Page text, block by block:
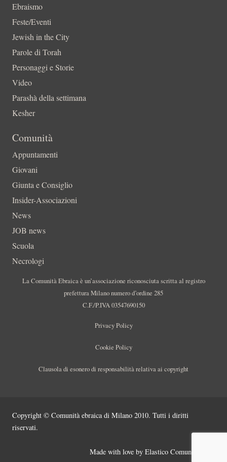
Ebraismo
Feste/Eventi
Jewish in the City
Parole di Torah
Personaggi e Storie
Video
Parashà della settimana
Kesher
Comunità
Appuntamenti
Giovani
Giunta e Consiglio
Insider-Associazioni
News
JOB news
Scuola
Necrologi
La Comunità Ebraica è un’associazione riconosciuta scritta al registro
prefettura Milano numero d’ordine 285
C.F./P.IVA 03547690150
Privacy Policy
Cookie Policy
Clausola di esonero di responsabilità relativa ai copyright
Copyright © Comunità ebraica di Milano 2010. Tutti i diritti
riservati.
Made with love by Elastico Comunicazione